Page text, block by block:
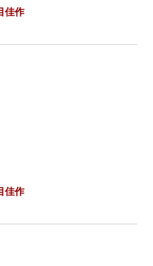
佳作
佳作